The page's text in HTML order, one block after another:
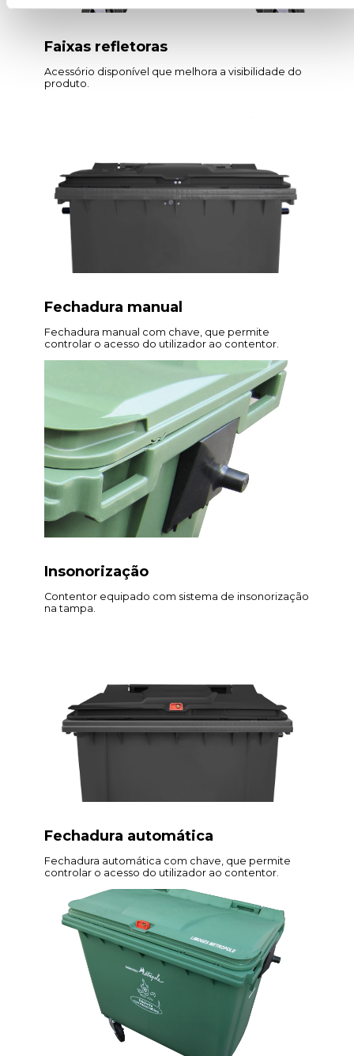
Faixas refletoras
Acessório disponível que melhora a visibilidade do
produto.
Fechadura manual
Fechadura manual com chave, que permite
controlar o acesso do utilizador ao contentor.
Insonorização
Contentor equipado com sistema de insonorização
na tampa.
Fechadura automática
Fechadura automática com chave, que permite
controlar o acesso do utilizador ao contentor.